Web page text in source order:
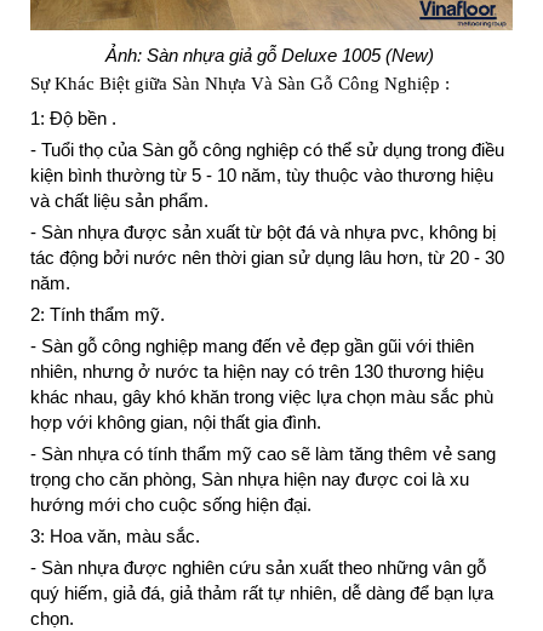
Ảnh: Sàn nhựa giả gỗ Deluxe 1005 (New)
Sự Khác Biệt giữa Sàn Nhựa Và Sàn Gỗ Công Nghiệp :
1: Độ bền .
- Tuổi thọ của Sàn gỗ công nghiệp có thể sử dụng trong điều
kiện bình thường từ 5 - 10 năm, tùy thuộc vào thương hiệu
và chất liệu sản phẩm.
- Sàn nhựa được sản xuất từ bột đá và nhựa pvc, không bị
tác động bởi nước nên thời gian sử dụng lâu hơn, từ 20 - 30
năm.
2: Tính thẩm mỹ.
- Sàn gỗ công nghiệp mang đến vẻ đẹp gần gũi với thiên
nhiên, nhưng ở nước ta hiện nay có trên 130 thương hiệu
khác nhau, gây khó khăn trong việc lựa chọn màu sắc phù
hợp với không gian, nội thất gia đình.
- Sàn nhựa có tính thẩm mỹ cao sẽ làm tăng thêm vẻ sang
trọng cho căn phòng, Sàn nhựa hiện nay được coi là xu
hướng mới cho cuộc sống hiện đại.
3: Hoa văn, màu sắc.
- Sàn nhựa được nghiên cứu sản xuất theo những vân gỗ
quý hiếm, giả đá, giả thảm rất tự nhiên, dễ dàng để bạn lựa
chọn.